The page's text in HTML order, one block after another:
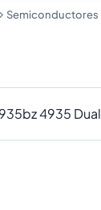
Semiconductores